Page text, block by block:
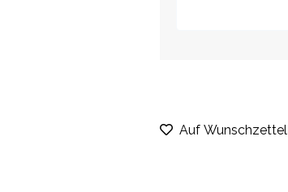
Auf Wunschzettel